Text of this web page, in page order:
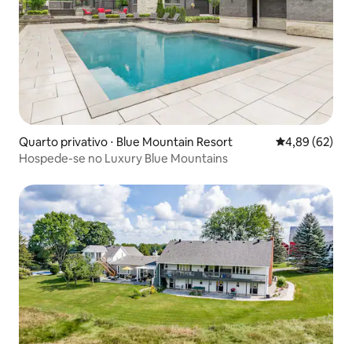
Quarto privativo ⋅ Blue Mountain Resort 4,89 de uma
4,89 (62)
Hospede-se no Luxury Blue Mountains